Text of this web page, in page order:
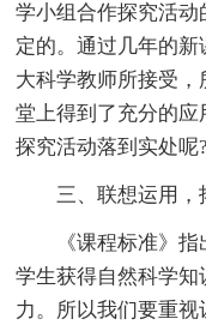
学小组合作探究活
定的。通过几年的
大科学教师所接受
堂上得到了充分的
探究活动落到实处呢?
三、联想运用，
《课程标准》
学生获得自然科学
力。所以我们要重